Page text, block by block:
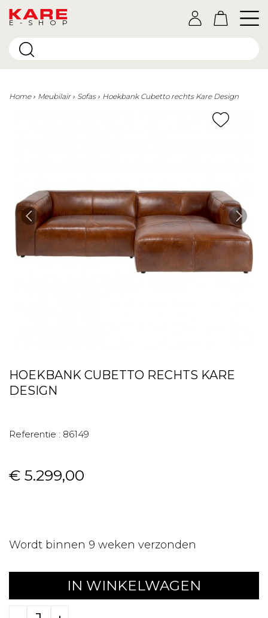
E-SHOP
Home Meubilair Sofas Hoekbank Cubetto rechts Kare Design
HOEKBANK CUBETTO RECHTS KARE
DESIGN
Referentie : 86149
€ 5.299,00
Wordt binnen 9 weken verzonden
IN WINKELWAGEN